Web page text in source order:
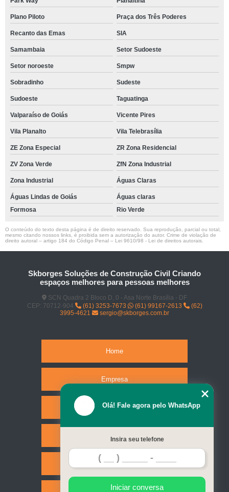
Plano Piloto Praça dos Três Poderes
Recanto das Emas SIA
Samambaia Setor Sudoeste
Setor noroeste Smpw
Sobradinho Sudeste
Sudoeste Taguatinga
Valparaíso de Goiás Vicente Pires
Vila Planalto Vila Telebrasília
ZE Zona Especial ZR Zona Residencial
ZV Zona Verde ZfN Zona Industrial
Zona Industrial Águas Claras
Águas Lindas de Goiás
Águas claras
Formosa
Rio Verde
O conteúdo do texto desta página é de direito reservado. Sua reprodução, parcial ou total,
mesmo citando nossos links, é proibida sem a autorização do autor. Crime de violação de
direito autoral – artigo 184 do Código Penal – Lei 9610/98 - Lei de direitos autorais
Skborges Soluções de Construção Civil Criando
espaços melhores para pessoas melhores
SCN Quadra 2 Bloco D, 0 - Asa Norte Brasília - DF
CEP: 70712-904
(61) 3253-7673 (61) 99167-2613
(62)
3995-4621
sergio@skborges.com.br
Home
Empresa
Missão
Serviços
Contato
Olá! Fale agora pelo WhatsApp
Insira seu telefone
Iniciar conversa